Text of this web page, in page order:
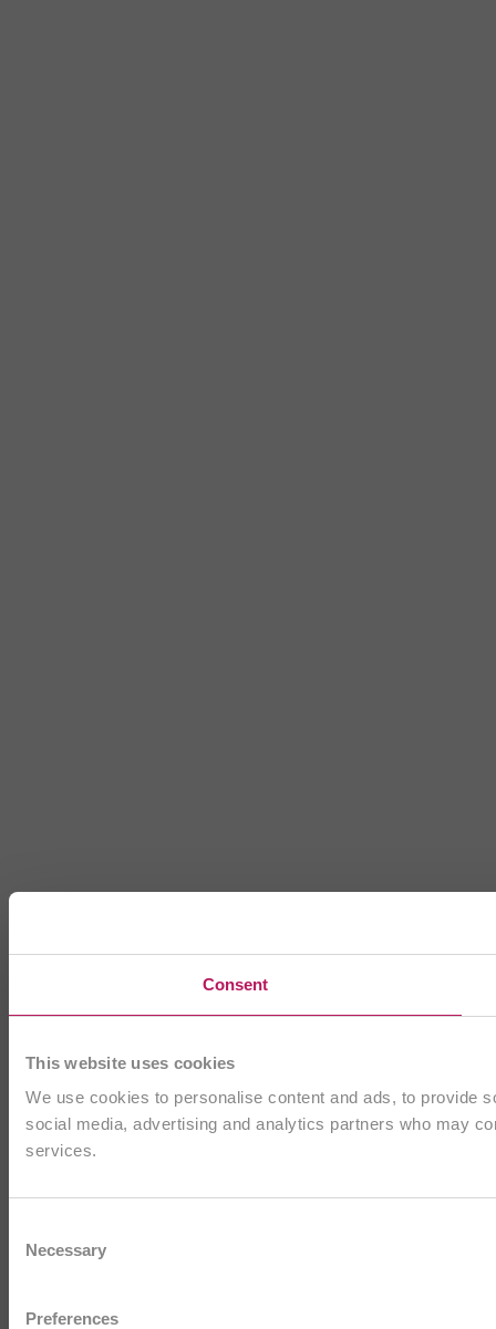
Consent
This website uses cookies
We use cookies to personalise content and ads, to provide
social media, advertising and analytics partners who may
services.
Selection
Necessary
Preferences